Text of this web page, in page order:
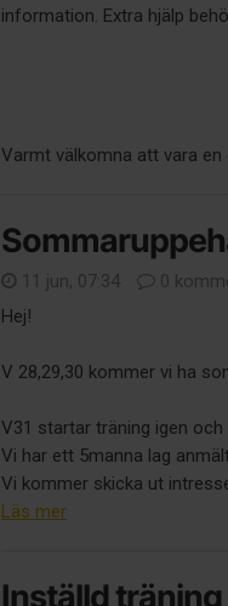
information. Extra hjälp
Varmt välkomna att vara en
11 jun, 07:34
0
Hej!
V 28,29,30 kommer vi ha
V31 startar träning igen
Vi har ett 5manna lag
Vi kommer skicka ut
Läs mer
Inställd träning